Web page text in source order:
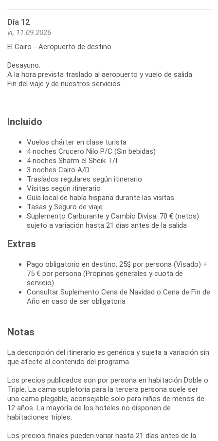
Día 12
vi, 11.09.2026
El Cairo - Aeropuerto de destino
Desayuno.
A la hora prevista traslado al aeropuerto y vuelo de salida.
Fin del viaje y de nuestros servicios.
Incluido
Vuelos chárter en clase turista
4 noches Crucero Nilo P/C (Sin bebidas)
4 noches Sharm el Sheik T/I
3 noches Cairo A/D
Traslados regulares según itinerario
Visitas según itinerario
Guía local de habla hispana durante las visitas
Tasas y Seguro de viaje
Suplemento Carburante y Cambio Divisa: 70 € (netos)
sujeto a variación hasta 21 días antes de la salida
Extras
Pago obligatorio en destino: 25$ por persona (Visado) +
75 € por persona (Propinas generales y cuota de
servicio)
Consultar Suplemento Cena de Navidad o Cena de Fin de
Año en caso de ser obligatoria
Notas
La descripción del itinerario es genérica y sujeta a variación sin
que afecte al contenido del programa.
Los precios publicados son por persona en habitación Doble o
Triple. La cama supletoria para la tercera persona suele ser
una cama plegable, aconsejable solo para niños de menos de
12 años. La mayoría de los hoteles no disponen de
habitaciones triples.
Los precios finales pueden variar hasta 21 días antes de la